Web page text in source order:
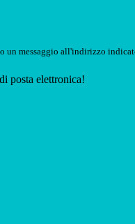
un messaggio all'indirizzo
posta elettronica!